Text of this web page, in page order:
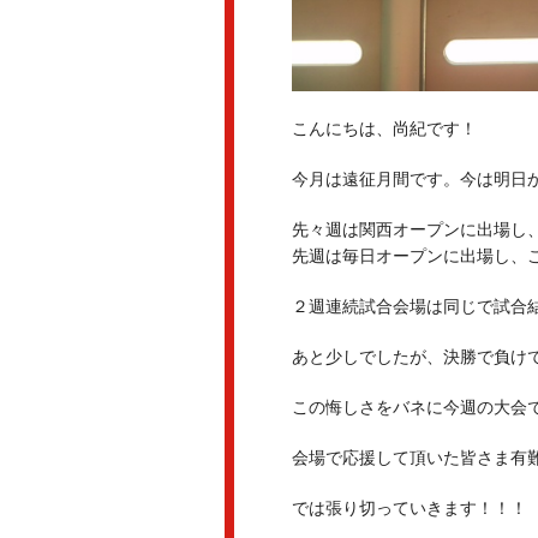
こんにちは、尚紀です！
今月は遠征月間です。今は明日
先々週は関西オープンに出場し
先週は毎日オープンに出場し、
２週連続試合会場は同じで試合
あと少しでしたが、決勝で負け
この悔しさをバネに今週の大会
会場で応援して頂いた皆さま有
では張り切っていきます！！！